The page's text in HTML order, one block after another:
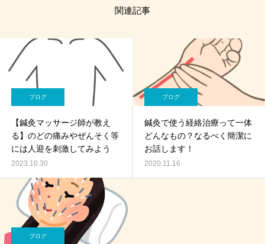
関連記事
ブログ
【鍼灸マッサージ師が教え
る】のどの痛みやぜんそく等
には人迎を刺激してみよう
2023.10.30
ブログ
鍼灸で使う経絡治療って一体
どんなもの？なるべく簡潔に
お話します！
2020.11.16
ブログ